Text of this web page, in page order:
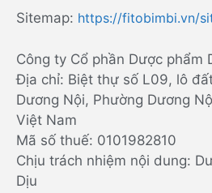
Sitemap: https://fitobimbi.vn/
Công ty Cổ phần Dược phẩm
Địa chỉ: Biệt thự số L09, lô
Dương Nội, Phường Dương
Việt Nam
Mã số thuế: 0101982810
Chịu trách nhiệm nội dung:
Dịu